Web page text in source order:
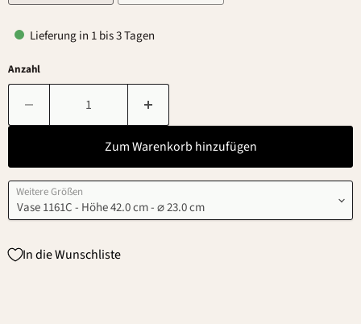
Lieferung in 1 bis 3 Tagen
Anzahl
Zum Warenkorb hinzufügen
Weitere Größen
In die Wunschliste